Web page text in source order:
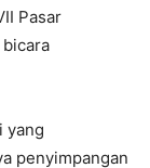
Pasar
yang
penyimpangan